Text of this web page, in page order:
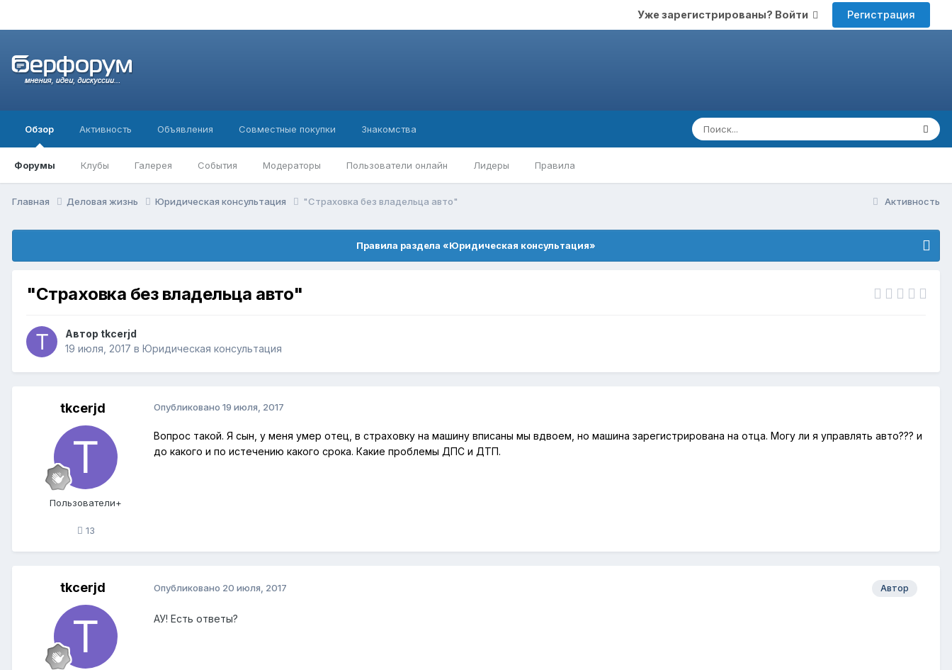
Уже зарегистрированы? Войти Регистрация
Обзор
Форумы Клубы Галерея События Модераторы Пользователи онлайн Лидеры Правила
Активность Объявления Совместные покупки Знакомства
Активность
Главная Деловая жизнь Юридическая консультация "Страховка без владельца авто"
Правила раздела «Юридическая консультация»
"Страховка без владельца авто"
Автор tkcerjd
19 июля, 2017 в Юридическая консультация
tkcerjd
Пользователи+
13
Опубликовано 19 июля, 2017
Вопрос такой. Я сын, у меня умер отец, в страховку на машину вписаны мы вдвоем, но машина зарегистрирована на отца. Могу ли я управлять авто??? и
до какого и по истечению какого срока. Какие проблемы ДПС и ДТП.
tkcerjd Автор
Опубликовано 20 июля, 2017
АУ! Есть ответы?